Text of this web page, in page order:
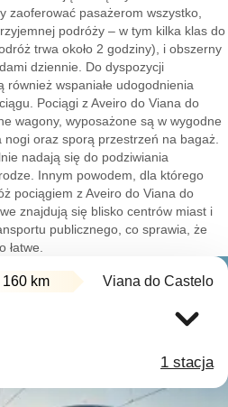
zaoferować pasażerom wszystko,
podróży – w tym kilka klas do
trwa około 2 godziny), i obszerny
dziennie. Do dyspozycji
wspaniałe udogodnienia
Pociągi z Aveiro do Viana do
wagony, wyposażone są w wygodne
oraz sporą przestrzeń na bagaż.
nadają się do podziwiania
Innym powodem, dla którego
pociągiem z Aveiro do Viana do
znajdują się blisko centrów miast i
publicznego, co sprawia, że
160 km Viana do Castelo
1 stacja